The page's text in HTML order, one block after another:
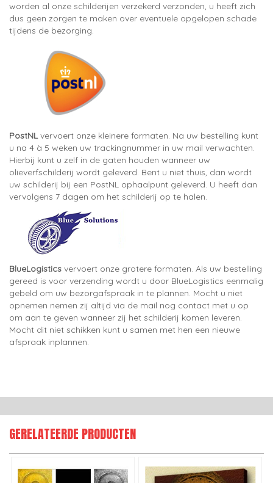
worden al onze schilderijen verzekerd verzonden, u heeft zich
dus geen zorgen te maken over eventuele opgelopen schade
tijdens de bezorging.
PostNLvervoert onze kleinere formaten. Na uw bestelling kunt
u na 4 à 5 weken uw trackingnummer in uw mail verwachten.
Hierbij kunt u zelf in de gaten houden wanneer uw
olieverfschilderij wordt geleverd. Bent u niet thuis, dan wordt
uw schilderij bij een PostNL ophaalpunt geleverd. U heeft dan
vervolgens 7 dagen om het schilderij op te halen.
BlueLogistics vervoert onze grotere formaten. Als uw bestelling
gereed is voor verzending wordt u door BlueLogistics eenmalig
gebeld om uw bezorgafspraak in te plannen. Mocht u niet
opnemen nemen zij altijd via de mail nog contact met u op
om aan te geven wanneer zij het schilderij komen leveren.
Mocht dit niet schikken kunt u samen met hen een nieuwe
afspraak inplannen.
GERELATEERDE PRODUCTEN